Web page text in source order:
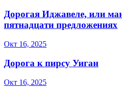
Дорогая Иджавеле, или
пятнадцати предложениях
Окт 16, 2025
Дорога к пирсу Уиган
Окт 16, 2025